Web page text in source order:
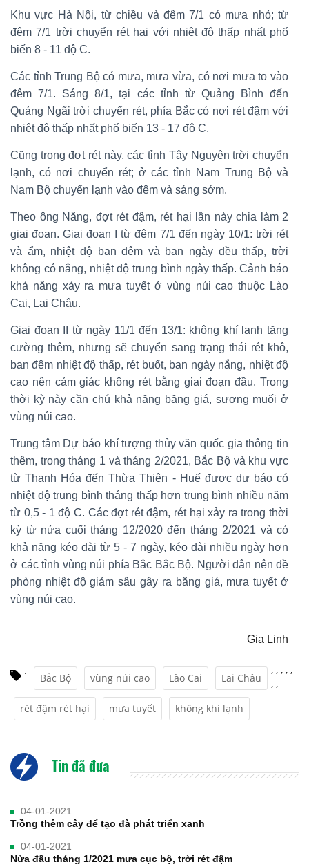
Khu vực Hà Nội, từ chiều và đêm 7/1 có mưa nhỏ; từ
đêm 7/1 trời chuyển rét hại với nhiệt độ thấp nhất phổ
biến 8 - 11 độ C.
Các tỉnh Trung Bộ có mưa, mưa vừa, có nơi mưa to vào
đêm 7/1. Sáng 8/1, tại các tỉnh từ Quảng Bình đến
Quảng Ngãi trời chuyển rét, phía Bắc có nơi rét đậm với
nhiệt độ thấp nhất phổ biến 13 - 17 độ C.
Cũng trong đợt rét này, các tỉnh Tây Nguyên trời chuyển
lạnh, có nơi chuyển rét; ở các tỉnh Nam Trung Bộ và
Nam Bộ chuyển lạnh vào đêm và sáng sớm.
Theo ông Năng, đợt rét đậm, rét hại lần này chia làm 2
giai đoạn. Giai đoạn I từ đêm 7/1 đến ngày 10/1: trời rét
và ẩm, nhiệt độ ban đêm và ban ngày đều thấp, trời
không có nắng, nhiệt độ trung bình ngày thấp. Cảnh báo
khả năng xảy ra mưa tuyết ở vùng núi cao thuộc Lào
Cai, Lai Châu.
Giai đoạn II từ ngày 11/1 đến 13/1: không khí lạnh tăng
cường thêm, nhưng sẽ chuyển sang trạng thái rét khô,
ban đêm nhiệt độ thấp, rét buốt, ban ngày nắng, nhiệt độ
cao nên cảm giác không rét bằng giai đoạn đầu. Trong
thời kỳ này cần chú khả năng băng giá, sương muối ở
vùng núi cao.
Trung tâm Dự báo khí tượng thủy văn quốc gia thông tin
thêm, trong tháng 1 và tháng 2/2021, Bắc Bộ và khu vực
từ Thanh Hóa đến Thừa Thiên - Huế được dự báo có
nhiệt độ trung bình tháng thấp hơn trung bình nhiều năm
từ 0,5 - 1 độ C. Các đợt rét đậm, rét hại xảy ra trong thời
kỳ từ nửa cuối tháng 12/2020 đến tháng 2/2021 và có
khả năng kéo dài từ 5 - 7 ngày, kéo dài nhiều ngày hơn
ở các tỉnh vùng núi phía Bắc Bắc Bộ. Người dân nên đề
phòng nhiệt độ giảm sâu gây ra băng giá, mưa tuyết ở
vùng núi cao.
Gia Linh
: Bắc Bộ
,
vùng núi cao
,
Lào Cai
,
Lai Châu
,
rét đậm rét hại
,
mưa tuyết
,
không khí lạnh
,
Tin đã đưa
04-01-2021
Trồng thêm cây để tạo đà phát triển xanh
04-01-2021
Nửa đầu tháng 1/2021 mưa cục bộ, trời rét đậm